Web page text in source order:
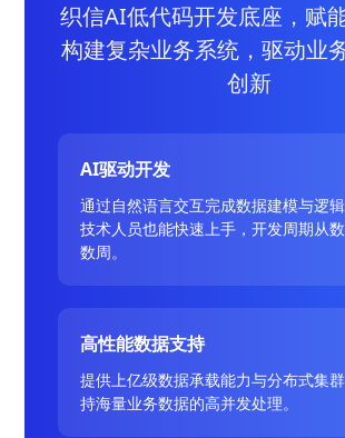
织信AI低代码开发底座，赋
构建复杂业务系统，驱动业
创新
AI驱动开发
通过自然语言交互完成数据建模与逻
技术人员也能快速上手，开发周期从
数周。
高性能数据支持
提供上亿级数据承载能力与分布式集
持海量业务数据的高并发处理。